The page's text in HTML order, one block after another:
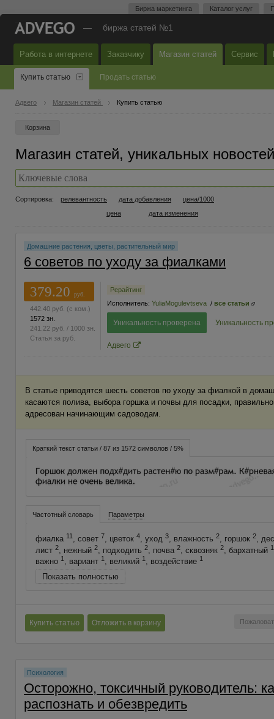
Биржа маркетинга Каталог услуг
— биржа статей №1
Работа в интернете Заказчику Магазин статей Сервис
Купить статью Продать статью
Адвего Магазин статей Купить статью
Корзина
Магазин статей, уникальных
Сортировка: релевантность
дата добавления
цена
цена/1000
дата изменения
Домашние растения, цветы, растительный мир
6 советов по уходу за фиалками
379.20
руб.
442.40 руб. (с ком.)
1572 зн.
241.22 руб. / 1000 зн.
Статья за руб.
Рерайтинг
Исполнитель: YuliaMogulevtseva / все статьи
Уникальность проверена Уникальность
Адвего
В статье приводятся шесть советов по уходу за фиалкой в
касаются полива, выбора горшка и почвы для посадки,
адресован начинающим садоводам.
Краткий текст статьи / 87 из 1572 символов / 5%
Частотный словарь Параметры
фиалка 11, совет 7, цветок 4, уход 3, влажность 2, горшок 2,
лист 2, нежный 2, подходить 2, почва 2, сквозняк 2, бархатный 1
важно 1, вариант 1, великий 1, воздействие 1
Показать полностью
Купить статью Отложить в корзину
Психология
Осторожно, токсичный руководитель:
распознать и обезвредить